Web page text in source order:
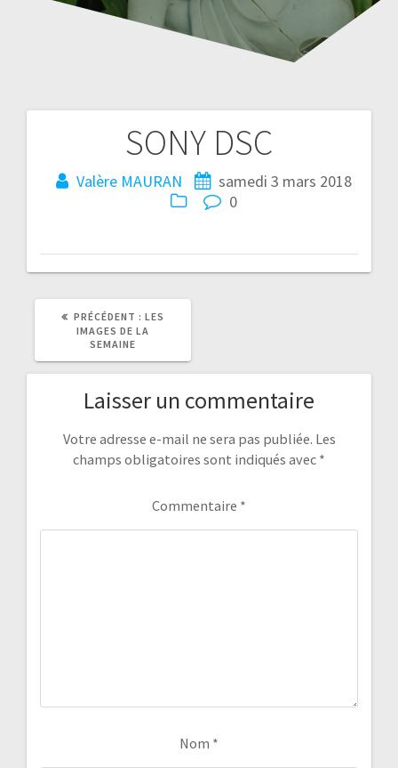
SONY DSC
Valère MAURAN
samedi 3 mars 2018
0
Navigation
de
PRÉCÉDENT : ARTICLE
PRÉCÉDENT
LES
IMAGES DE LA
SEMAINE
Laisser un commentaire
Votre adresse e-mail ne sera pas publiée. Les
champs obligatoires sont indiqués avec *
Commentaire *
Nom *